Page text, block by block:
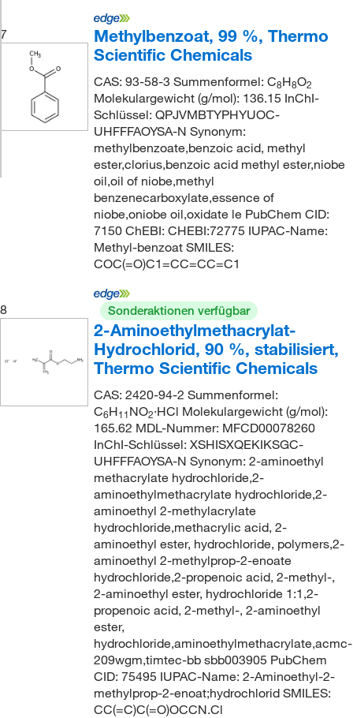
7
Methylbenzoat, 99 %, Thermo
Scientific Chemicals
CAS: 93-58-3 Summenformel: C8H8O2
Molekulargewicht (g/mol): 136.15 InChI-
Schlüssel: QPJVMBTYPHYUOC-
UHFFFAOYSA-N Synonym:
methylbenzoate,benzoic acid, methyl
ester,clorius,benzoic acid methyl ester,niobe
oil,oil of niobe,methyl
benzenecarboxylate,essence of
niobe,oniobe oil,oxidate le PubChem CID:
7150 ChEBI: CHEBI:72775 IUPAC-Name:
Methyl-benzoat SMILES:
COC(=O)C1=CC=CC=C1
8 Sonderaktionen verfügbar
2-Aminoethylmethacrylat-
Hydrochlorid, 90 %, stabilisiert,
Thermo Scientific Chemicals
CAS: 2420-94-2 Summenformel:
C6H11NO2·HCl Molekulargewicht (g/mol):
165.62 MDL-Nummer: MFCD00078260
InChI-Schlüssel: XSHISXQEKIKSGC-
UHFFFAOYSA-N Synonym: 2-aminoethyl
methacrylate hydrochloride,2-
aminoethylmethacrylate hydrochloride,2-
aminoethyl 2-methylacrylate
hydrochloride,methacrylic acid, 2-
aminoethyl ester, hydrochloride, polymers,2-
aminoethyl 2-methylprop-2-enoate
hydrochloride,2-propenoic acid, 2-methyl-,
2-aminoethyl ester, hydrochloride 1:1,2-
propenoic acid, 2-methyl-, 2-aminoethyl
ester,
hydrochloride,aminoethylmethacrylate,acmc-
209wgm,timtec-bb sbb003905 PubChem
CID: 75495 IUPAC-Name: 2-Aminoethyl-2-
methylprop-2-enoat;hydrochlorid SMILES:
CC(=C)C(=O)OCCN.Cl